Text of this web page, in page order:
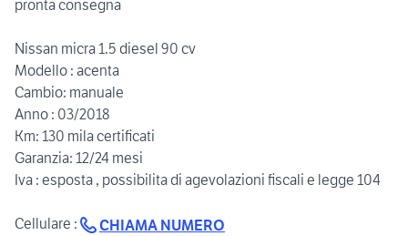
pronta consegna
Nissan micra 1.5 diesel 90 cv
Modello : acenta
Cambio: manuale
Anno : 03/2018
Km: 130 mila certificati
Garanzia: 12/24 mesi
Iva : esposta , possibilita di agevolazioni fiscali e legge 104
Cellulare : CHIAMA NUMERO